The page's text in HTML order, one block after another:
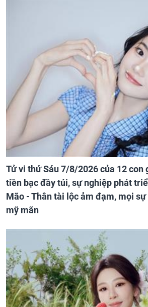
Tử vi thứ Sáu 7/8/2026 của 12 con
tiền bạc đầy túi, sự nghiệp phát
Mão - Thân tài lộc ảm đạm, mọi
mỹ mãn